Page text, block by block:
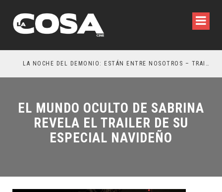
LA NOCHE DEL DEMONIO: ESTÁN ENTRE NOSOTROS – TRAILER FINAL
EL MUNDO OCULTO DE SABRINA
REVELA EL TRAILER DE SU
ESPECIAL NAVIDEÑO